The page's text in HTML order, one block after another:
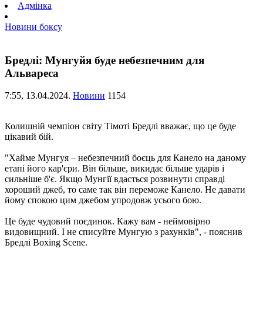
Адмінка
Новини боксу
Бредлі: Мунгуйя буде небезпечним для
Альвареса
7:55, 13.04.2024. Новини 1154
Колишній чемпіон світу Тімоті Бредлі вважає, що це буде
цікавий бій.
"Хайме Мунгуя – небезпечний боєць для Канело на даному
етапі його кар'єри. Він більше, викидає більше ударів і
сильніше б'є. Якщо Мунгії вдасться розвинути справді
хороший джеб, то саме так він переможе Канело. Не давати
йому спокою цим джебом упродовж усього бою.
Це буде чудовий поєдинок. Кажу вам - неймовірно
видовищний. І не списуйте Мунгую з рахунків", - пояснив
Бредлі Boxing Scene.